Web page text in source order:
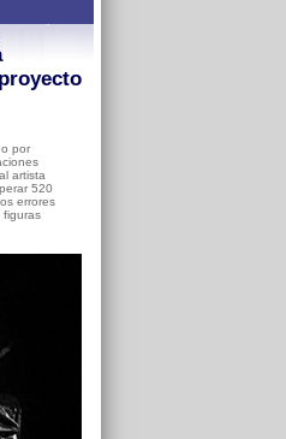
por
artista
520
errores
figuras